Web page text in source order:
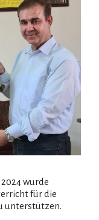
wurde
für die
unterstützen.